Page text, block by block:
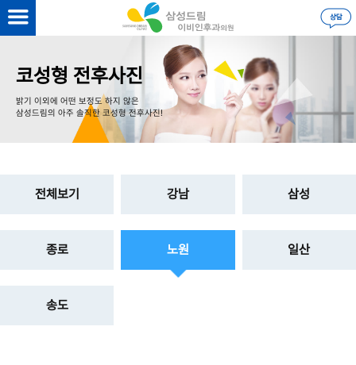
코성형 전후사진
밝기 이외에 어떤 보정도 하지 않은
삼성드림의 아주 솔직한 코성형 전후사진!
을 하시면더 자세한 정보
전체보기 강남 삼성
종로 노원 일산
송도